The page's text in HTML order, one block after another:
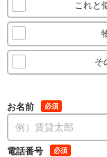
これと
そ
お名前 必須
電話番号 必須